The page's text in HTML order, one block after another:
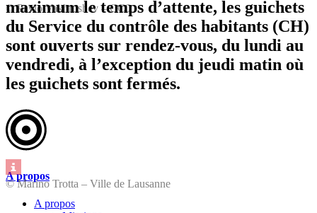
© Pavlo Vakhrushev – CC0
© Marino Trotta – Ville de Lausanne
maximum le temps d’attente, les guichets
du Service du contrôle des habitants (CH)
sont ouverts sur rendez-vous, du lundi au
vendredi, à l’exception du jeudi matin où
les guichets sont fermés.
A propos
A propos